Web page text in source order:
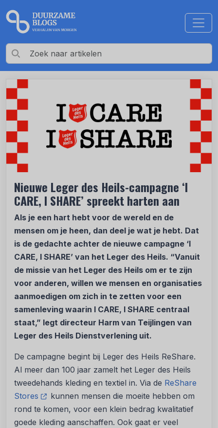
Nieuwe Leger des Heils-campagne ‘I
CARE, I SHARE’ spreekt harten aan
Als je een hart hebt voor de wereld en de
mensen om je heen, dan deel je wat je hebt. Dat
is de gedachte achter de nieuwe campagne ‘I
CARE, I SHARE’ van het Leger des Heils. “Vanuit
de missie van het Leger des Heils om er te zijn
voor anderen, willen we mensen en organisaties
aanmoedigen om zich in te zetten voor een
samenleving waarin I CARE, I SHARE centraal
staat,” legt directeur Harm van Teijlingen van
Leger des Heils Dienstverlening uit.
De campagne begint bij Leger des Heils ReShare.
Al meer dan 100 jaar zamelt het Leger des Heils
tweedehands kleding en textiel in. Via de ReShare
Stores
kunnen mensen die moeite hebben om
rond te komen, voor een klein bedrag kwalitatief
goede kleding aanschaffen. Ook gaat er veel